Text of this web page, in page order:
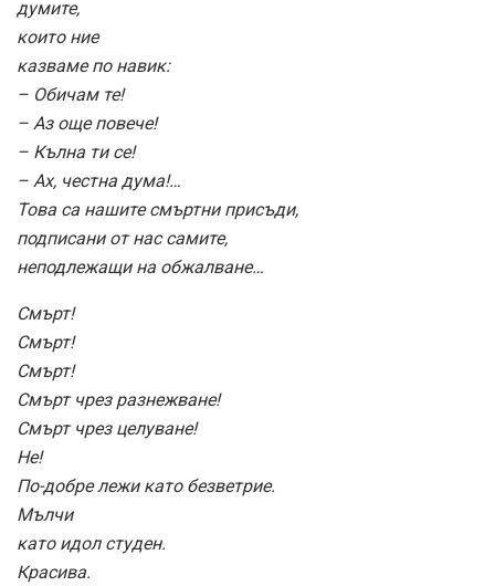
думите,
които ние
казваме по навик:
– Обичам те!
– Аз още повече!
– Кълна ти се!
– Ах, честна дума!…
Това са нашите смъртни присъди,
подписани от нас самите,
неподлежащи на обжалване…
Смърт!
Смърт!
Смърт!
Смърт чрез разнежване!
Смърт чрез целуване!
Не!
По-добре лежи като безветрие.
Мълчи
като идол студен.
Красива.